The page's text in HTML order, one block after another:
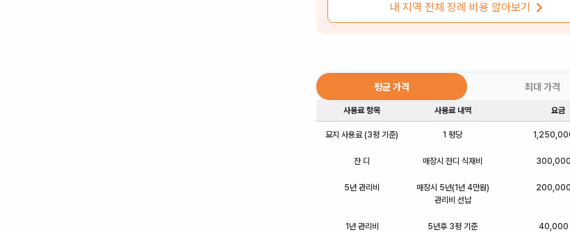
내 지역 전체 장례 비용 알아보기
평균 가격 최대 가격
사용료 항목 사용료 내역 요금
묘지 사용료 (3평 기준) 1 평당
잔 디 매장시 잔디 식재비
5년 관리비
매장시 5년(1년 4만원)
관리비 선납
1년 관리비 5년후 3평 기준 40,000